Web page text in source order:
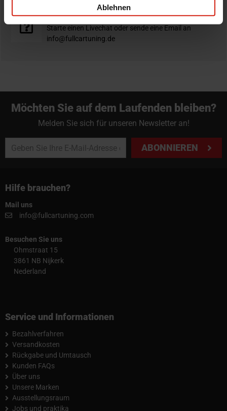
Ablehnen
Professioneller Rat nötig?
Starte einen Livechat oder sende eine Email an
info@fullcartuning.de
Möchten Sie auf dem Laufenden bleiben?
Melden Sie sich für unseren Newsletter an!
ABONNIEREN
Hilfe brauchen?
Mail uns
info@fullcartuning.com
Besuchen Sie uns
Ohmstraat 15
3861 NB Nijkerk
Nederland
Service und Informationen
Bezahlverfahren
Versandkosten
Rückgabe und Umtausch
Kunden FAQs
Über uns
Unsere Marken
Ausstellungsraum
Jobs und praktika